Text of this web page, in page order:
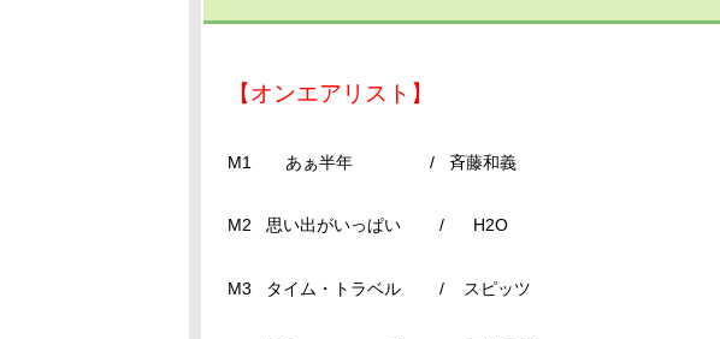
【オンエアリスト】
M1 あぁ半年 / 斉藤和義
M2 思い出がいっぱい / H2O
M3 タイム・トラベル / スピッツ